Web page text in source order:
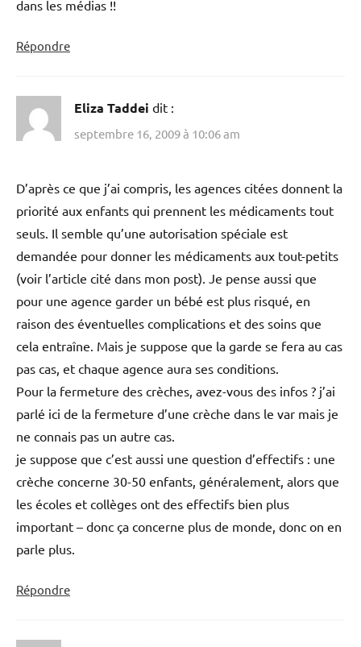
dans les médias !!
Répondre
Eliza Taddei dit :
septembre 16, 2009 à 10:06 am
D’après ce que j’ai compris, les agences citées donnent la
priorité aux enfants qui prennent les médicaments tout
seuls. Il semble qu’une autorisation spéciale est
demandée pour donner les médicaments aux tout-petits
(voir l’article cité dans mon post). Je pense aussi que
pour une agence garder un bébé est plus risqué, en
raison des éventuelles complications et des soins que
cela entraîne. Mais je suppose que la garde se fera au cas
pas cas, et chaque agence aura ses conditions.
Pour la fermeture des crèches, avez-vous des infos ? j’ai
parlé ici de la fermeture d’une crèche dans le var mais je
ne connais pas un autre cas.
je suppose que c’est aussi une question d’effectifs : une
crèche concerne 30-50 enfants, généralement, alors que
les écoles et collèges ont des effectifs bien plus
important – donc ça concerne plus de monde, donc on en
parle plus.
Répondre